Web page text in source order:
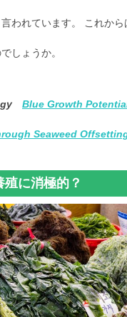
われています。 これか
しょうか。
Blue Growth
Seaweed
殖に消極的？